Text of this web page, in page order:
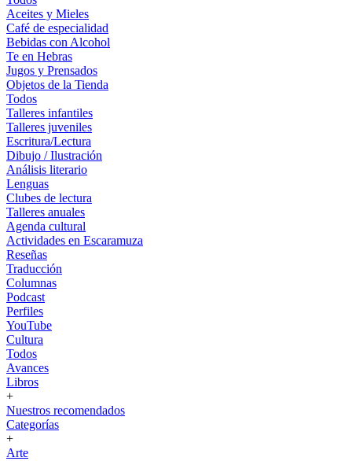
Aceites y Mieles
Café de especialidad
Bebidas con Alcohol
Te en Hebras
Jugos y Prensados
Objetos de la Tienda
Todos
Talleres infantiles
Talleres juveniles
Escritura/Lectura
Dibujo / Ilustración
Análisis literario
Lenguas
Clubes de lectura
Talleres anuales
Agenda cultural
Actividades en Escaramuza
Reseñas
Traducción
Columnas
Podcast
Perfiles
YouTube
Cultura
Todos
Avances
Libros
+
Nuestros recomendados
Categorías
+
Arte